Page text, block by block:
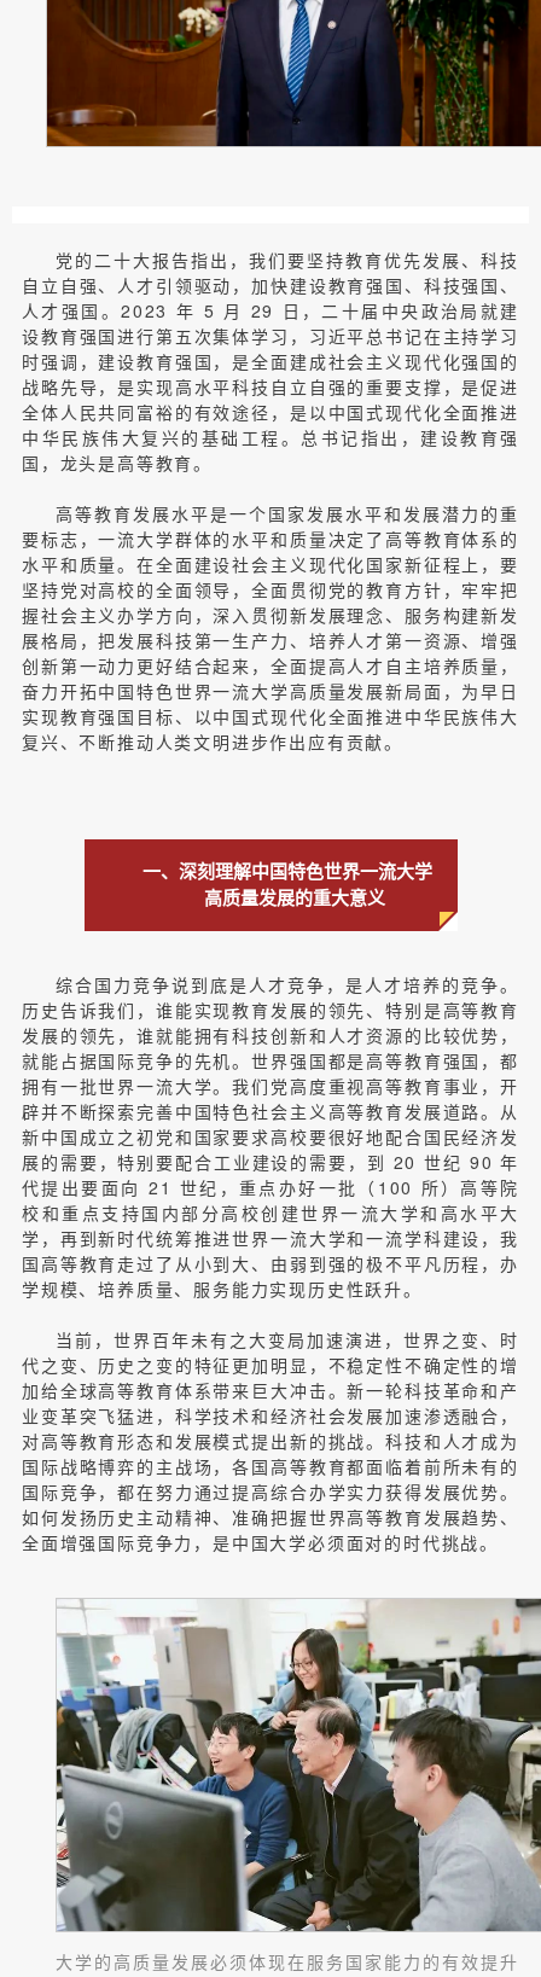
党的二十大报告指出，我们要坚持教育优先发展、科技
自立自强、人才引领驱动，加快建设教育强国、科技强国、
人才强国。2023 年 5 月 29 日，二十届中央政治局就建
设教育强国进行第五次集体学习，习近平总书记在主持学习
时强调，建设教育强国，是全面建成社会主义现代化强国的
战略先导，是实现高水平科技自立自强的重要支撑，是促进
全体人民共同富裕的有效途径，是以中国式现代化全面推进
中华民族伟大复兴的基础工程。总书记指出，建设教育强
国，龙头是高等教育。
高等教育发展水平是一个国家发展水平和发展潜力的重
要标志，一流大学群体的水平和质量决定了高等教育体系的
水平和质量。在全面建设社会主义现代化国家新征程上，要
坚持党对高校的全面领导，全面贯彻党的教育方针，牢牢把
握社会主义办学方向，深入贯彻新发展理念、服务构建新发
展格局，把发展科技第一生产力、培养人才第一资源、增强
创新第一动力更好结合起来，全面提高人才自主培养质量，
奋力开拓中国特色世界一流大学高质量发展新局面，为早日
实现教育强国目标、以中国式现代化全面推进中华民族伟大
复兴、不断推动人类文明进步作出应有贡献。
一、深刻理解中国特色世界一流大学
高质量发展的重大意义
综合国力竞争说到底是人才竞争，是人才培养的竞争。
历史告诉我们，谁能实现教育发展的领先、特别是高等教育
发展的领先，谁就能拥有科技创新和人才资源的比较优势，
就能占据国际竞争的先机。世界强国都是高等教育强国，都
拥有一批世界一流大学。我们党高度重视高等教育事业，开
辟并不断探索完善中国特色社会主义高等教育发展道路。从
新中国成立之初党和国家要求高校要很好地配合国民经济发
展的需要，特别要配合工业建设的需要，到 20 世纪 90 年
代提出要面向 21 世纪，重点办好一批（100 所）高等院
校和重点支持国内部分高校创建世界一流大学和高水平大
学，再到新时代统筹推进世界一流大学和一流学科建设，我
国高等教育走过了从小到大、由弱到强的极不平凡历程，办
学规模、培养质量、服务能力实现历史性跃升。
当前，世界百年未有之大变局加速演进，世界之变、时
代之变、历史之变的特征更加明显，不稳定性不确定性的增
加给全球高等教育体系带来巨大冲击。新一轮科技革命和产
业变革突飞猛进，科学技术和经济社会发展加速渗透融合，
对高等教育形态和发展模式提出新的挑战。科技和人才成为
国际战略博弈的主战场，各国高等教育都面临着前所未有的
国际竞争，都在努力通过提高综合办学实力获得发展优势。
如何发扬历史主动精神、准确把握世界高等教育发展趋势、
全面增强国际竞争力，是中国大学必须面对的时代挑战。
大学的高质量发展必须体现在服务国家能力的有效提升